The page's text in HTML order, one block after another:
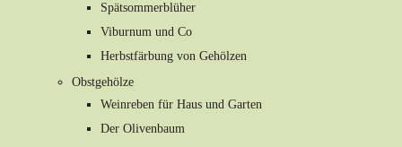
Spätsommerblüher
Viburnum und Co
Herbstfärbung von Gehölzen
Obstgehölze
Weinreben für Haus und Garten
Der Olivenbaum